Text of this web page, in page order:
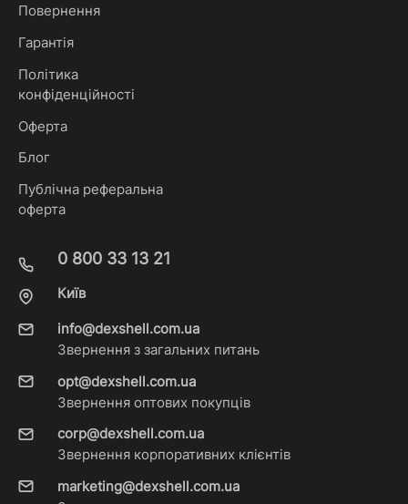
Повернення
Гарантія
Політика
конфіденційності
Оферта
Блог
Публічна реферальна
оферта
0 800 33 13 21
Київ
info@dexshell.com.ua
Звернення з загальних питань
opt@dexshell.com.ua
Звернення оптових покупців
corp@dexshell.com.ua
Звернення корпоративних клієнтів
marketing@dexshell.com.ua